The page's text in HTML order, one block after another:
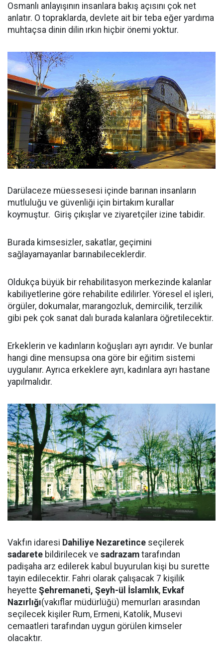
Osmanlı anlayışının insanlara bakış açısını çok net
anlatır. O topraklarda, devlete ait bir teba eğer yardıma
muhtaçsa dinin dilin ırkın hiçbir önemi yoktur.
Darülaceze müessesesi içinde barınan insanların
mutluluğu ve güvenliği için birtakım kurallar
koymuştur. Giriş çıkışlar ve ziyaretçiler izine tabidir.
Burada kimsesizler, sakatlar, geçimini
sağlayamayanlar barınabileceklerdir.
Oldukça büyük bir rehabilitasyon merkezinde kalanlar
kabiliyetlerine göre rehabilite edilirler. Yöresel el işleri,
örgüler, dokumalar, marangozluk, demircilik, terzilik
gibi pek çok sanat dalı burada kalanlara öğretilecektir.
Erkeklerin ve kadınların koğuşları ayrı ayrıdır. Ve bunlar
hangi dine mensupsa ona göre bir eğitim sistemi
uygulanır. Ayrıca erkeklere ayrı, kadınlara ayrı hastane
yapılmalıdır.
Vakfın idaresi Dahiliye Nezaretince seçilerek
sadarete bildirilecek ve sadrazam tarafından
padişaha arz edilerek kabul buyurulan kişi bu surette
tayin edilecektir. Fahri olarak çalışacak 7 kişilik
heyette Şehremaneti, Şeyh-ü l İslaml ı k, Evkaf
Nazırlığı(vakıflar müdürlüğü) memurları arasından
seçilecek kişiler Rum, Ermeni, Katolik, Musevi
cemaatleri tarafından uygun görülen kimseler
olacaktır.